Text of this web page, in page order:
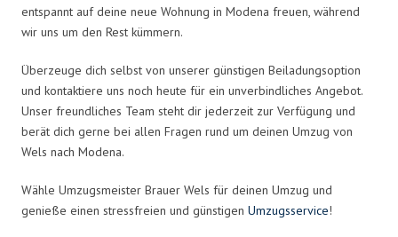
entspannt auf deine neue Wohnung in Modena freuen, während
wir uns um den Rest kümmern.
Überzeuge dich selbst von unserer günstigen Beiladungsoption
und kontaktiere uns noch heute für ein unverbindliches Angebot.
Unser freundliches Team steht dir jederzeit zur Verfügung und
berät dich gerne bei allen Fragen rund um deinen Umzug von
Wels nach Modena.
Wähle Umzugsmeister Brauer Wels für deinen Umzug und
genieße einen stressfreien und günstigen Umzugsservice!